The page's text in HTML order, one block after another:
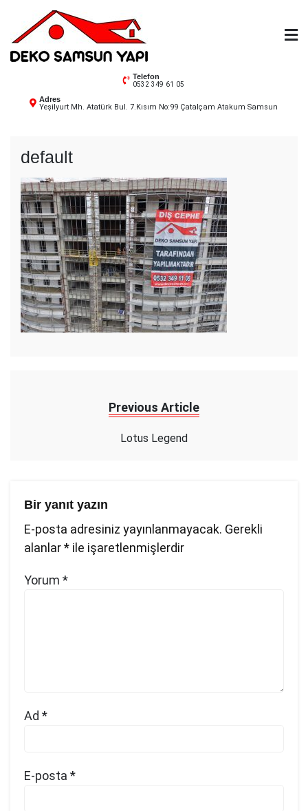
content
Deko Samsun
Telefon
0532 349 61 05
Adres
Yeşilyurt Mh. Atatürk Bul. 7.Kısım No:99 Çatalçam Atakum Samsun
default
Previous Article
Lotus Legend
Bir yanıt yazın
E-posta adresiniz yayınlanmayacak. Gerekli
alanlar* ile işaretlenmişlerdir
Yorum *
Ad *
E-posta *